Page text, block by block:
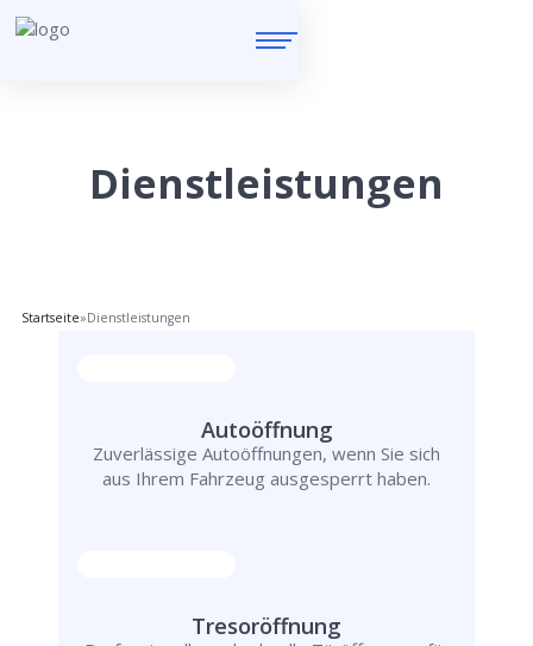
Dienstleistungen
Startseite»Dienstleistungen
Autoöffnung
Zuverlässige Autoöffnungen, wenn Sie sich
aus Ihrem Fahrzeug ausgesperrt haben.
Tresoröffnung